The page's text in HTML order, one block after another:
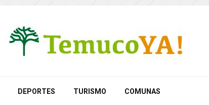
DEPORTES TURISMO COMUNAS